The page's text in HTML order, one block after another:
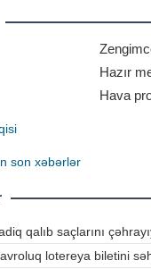
29 ildən
edilən Üzeyir
Hazır
Hava
qalıb saçlarını
lotereya biletini